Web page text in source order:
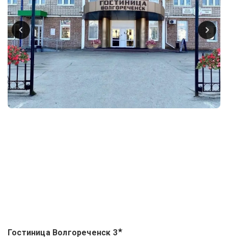
Гостиница Волгореченск 3★